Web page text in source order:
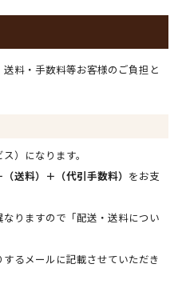
料・手数料等お客様のご負担と
）になります。
（送料）＋（代引手数料） をお支
りますので「配送・送料につい
るメールに記載させていただき